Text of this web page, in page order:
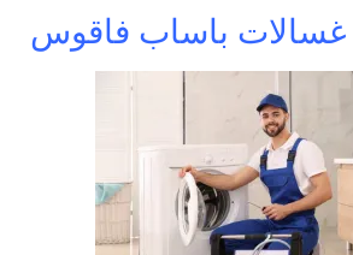
غسالات باساب فاقوس